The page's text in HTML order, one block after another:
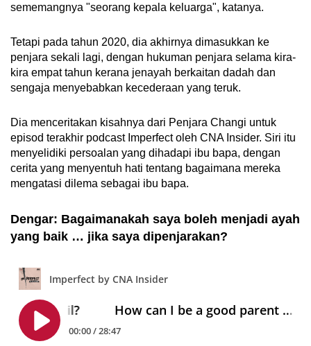
sememangnya "seorang kepala keluarga", katanya.
Tetapi pada tahun 2020, dia akhirnya dimasukkan ke
penjara sekali lagi, dengan hukuman penjara selama kira-
kira empat tahun kerana jenayah berkaitan dadah dan
sengaja menyebabkan kecederaan yang teruk.
Dia menceritakan kisahnya dari Penjara Changi untuk
episod terakhir podcast Imperfect oleh CNA Insider. Siri itu
menyelidiki persoalan yang dihadapi ibu bapa, dengan
cerita yang menyentuh hati tentang bagaimana mereka
mengatasi dilema sebagai ibu bapa.
Dengar: Bagaimanakah saya boleh menjadi ayah
yang baik … jika saya dipenjarakan?